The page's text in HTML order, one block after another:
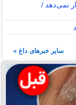
نمی‌دهد /
سایر خبرهای داغ »